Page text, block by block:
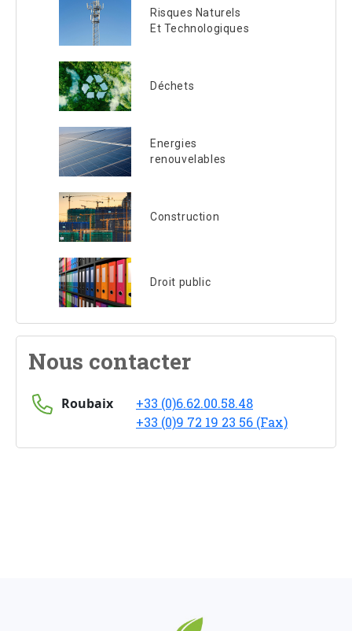
Risques Naturels
Et Technologiques
Déchets
Energies
renouvelables
Construction
Droit public
Nous contacter
Roubaix
+33 (0)6.62.00.58.48
+33 (0)9 72 19 23 56 (Fax)